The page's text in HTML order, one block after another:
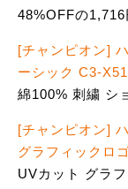
48%OFFの1,716
[チャンピオン]
ーシック C3-
綿100% 刺繍 シ
[チャンピオン]
グラフィックロ
UVカット グラ